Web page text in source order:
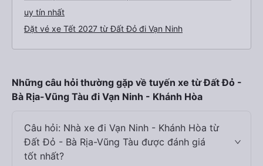
uy tín nhất
Đặt vé xe Tết 2027 từ Đất Đỏ đi Vạn Ninh
Những câu hỏi thường gặp về tuyến xe từ Đất Đỏ -
Bà Rịa-Vũng Tàu đi Vạn Ninh - Khánh Hòa
Câu hỏi: Nhà xe đi Vạn Ninh - Khánh Hòa từ
Đất Đỏ - Bà Rịa-Vũng Tàu được đánh giá
tốt nhất?